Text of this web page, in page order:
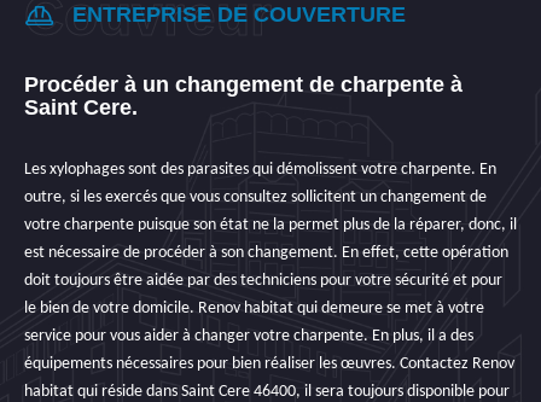
ENTREPRISE DE COUVERTURE
Procéder à un changement de charpente à
Saint Cere.
Les xylophages sont des parasites qui démolissent votre charpente. En
outre, si les exercés que vous consultez sollicitent un changement de
votre charpente puisque son état ne la permet plus de la réparer, donc, il
est nécessaire de procéder à son changement. En effet, cette opération
doit toujours être aidée par des techniciens pour votre sécurité et pour
le bien de votre domicile. Renov habitat qui demeure se met à votre
service pour vous aider à changer votre charpente. En plus, il a des
équipements nécessaires pour bien réaliser les œuvres. Contactez Renov
habitat qui réside dans Saint Cere 46400, il sera toujours disponible pour